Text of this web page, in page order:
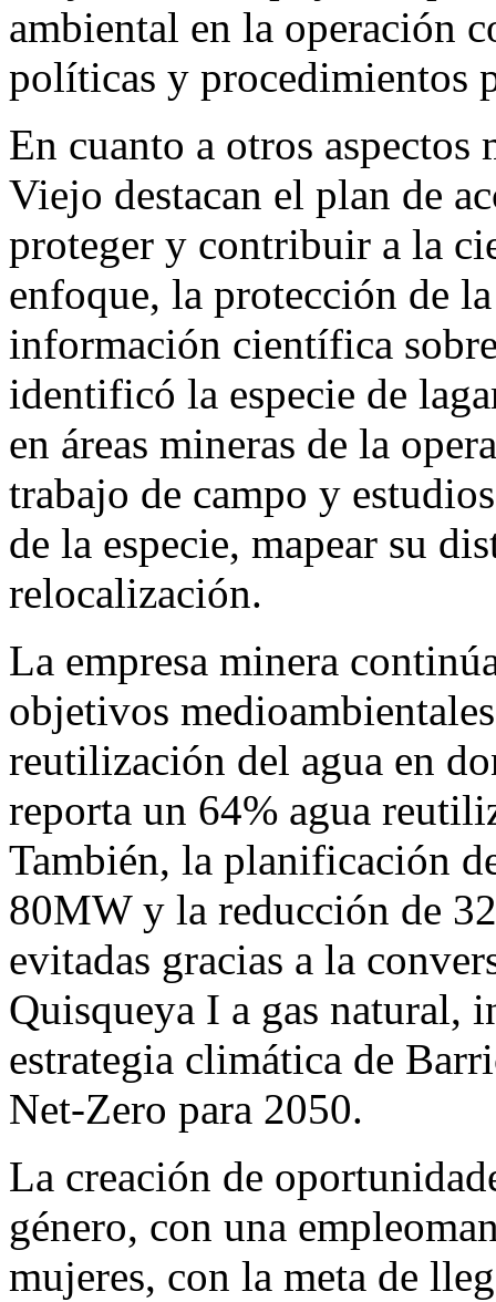
ambiental en la operación
políticas y procedimientos
En cuanto a otros aspectos
Viejo destacan el plan de
proteger y contribuir a la
enfoque, la protección de
información científica
identificó la especie de
en áreas mineras de la
trabajo de campo y
de la especie, mapear su
relocalización.
La empresa minera
objetivos
reutilización del agua en
reporta un 64% agua
También, la planificación
80MW y la reducción de
evitadas gracias a la
Quisqueya I a gas natural,
estrategia climática de
Net-Zero para 2050.
La creación de
género, con una
mujeres, con la meta de